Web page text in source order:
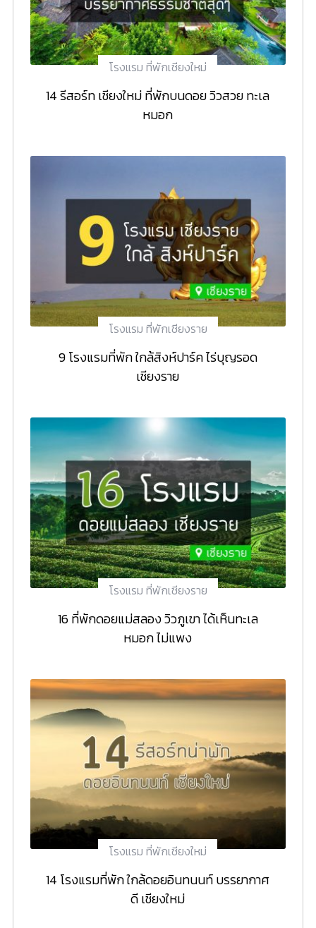
โรงแรม ที่พักเชียงใหม่
14 รีสอร์ท เชียงใหม่ ที่พักบนดอย วิวสวย ทะเล
หมอก
โรงแรม ที่พักเชียงราย
9 โรงแรมที่พัก ใกล้สิงห์ปาร์ค ไร่บุญรอด
เชียงราย
โรงแรม ที่พักเชียงราย
16 ที่พักดอยแม่สลอง วิวภูเขา ได้เห็นทะเล
หมอก ไม่แพง
โรงแรม ที่พักเชียงใหม่
14 โรงแรมที่พัก ใกล้ดอยอินทนนท์ บรรยากาศ
ดี เชียงใหม่